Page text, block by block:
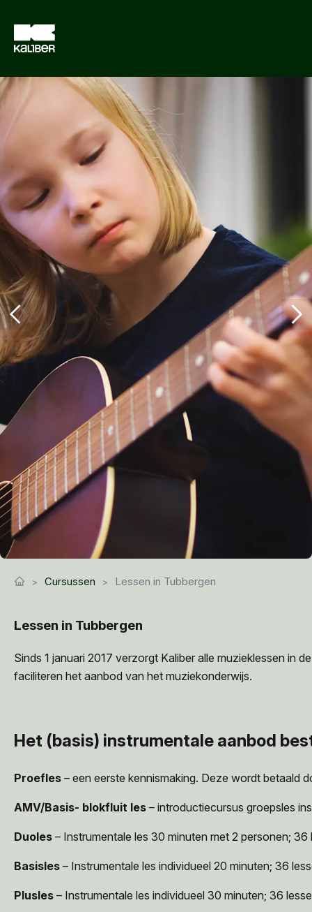
Cursussen
Scholen
Sociaal domein
Over ons
Nieuws & Agenda
Contact
Cursussen Lessen in Tubbergen
Lessen in Tubbergen
Sinds 1 januari 2017 verzorgt Kaliber alle muzieklessen in
faciliteren het aanbod van het muziekonderwijs.
Het (basis) instrumentale aanbod
Proefles – een eerste kennismaking. Deze wordt betaald
AMV/Basis- blokfluit les – introductiecursus groepsles
Duoles – Instrumentale les 30 minuten met 2 personen; 36
Basisles – Instrumentale les individueel 20 minuten; 36
Plusles – Instrumentale les individueel 30 minuten; 36